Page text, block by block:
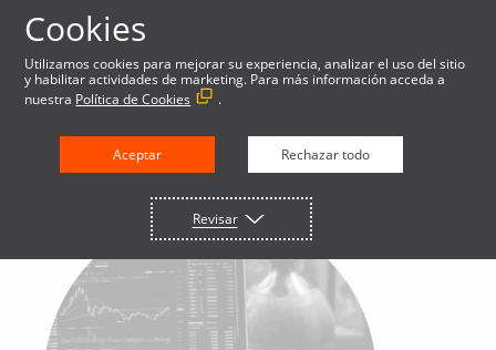
Cookies
Utilizamos cookies para mejorar su experiencia, analizar el uso del sitio
y habilitar actividades de marketing. Para más información acceda a
nuestra Política de Cookies .
Aceptar Rechazar todo
Revisar